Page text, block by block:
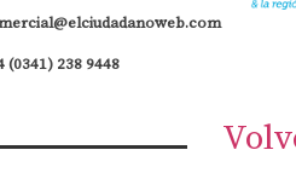
(0341) 238 9448